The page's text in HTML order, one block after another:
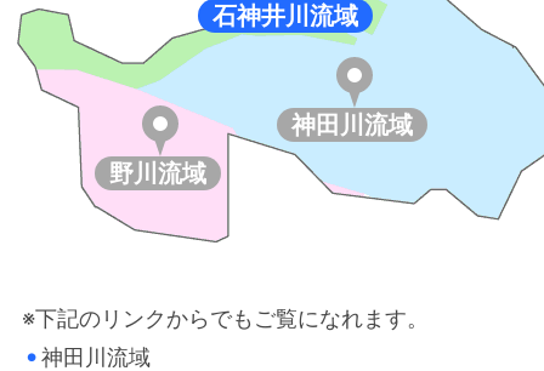
神田川流域
石神井川流域
野川流域
※下記のリンクからでもご覧になれます。
● 神田川流域